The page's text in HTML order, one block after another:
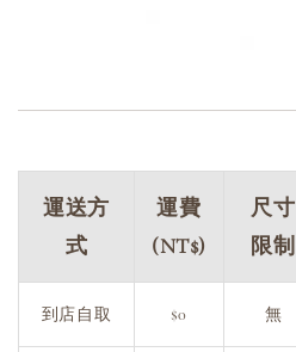
運送方
式
運費
(NT$)
尺寸
限制
到店自取 $0 無